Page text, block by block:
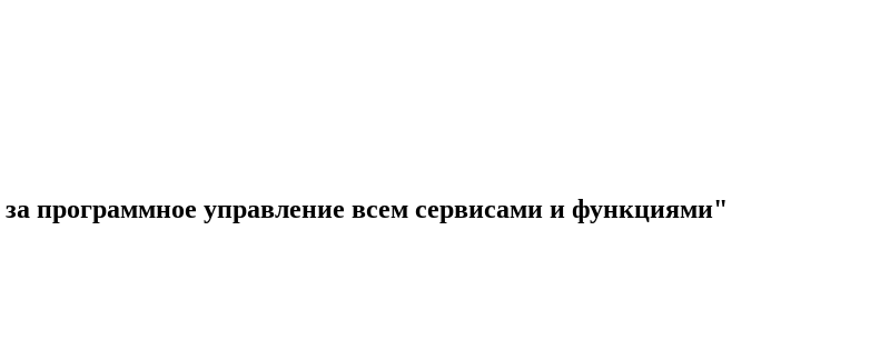
программное управление всем сервисами и функциями"